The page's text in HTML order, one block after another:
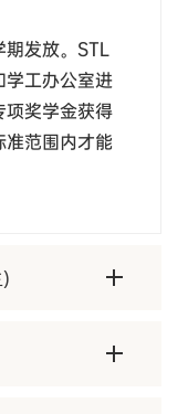
期发放。STL
学工办公室进
项奖学金获得
准范围内才能